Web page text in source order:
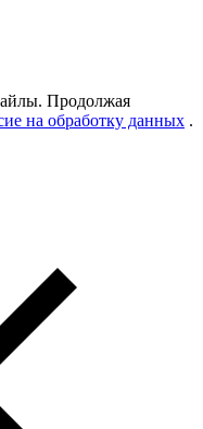
Продолжая
на обработку данных .